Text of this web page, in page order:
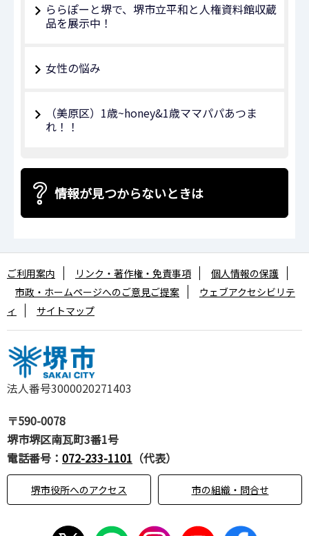
ららぽーと堺で、堺市立平和と人権資料館収蔵
品を展示中！
女性の悩み
（美原区）1歳~honey&1歳ママパパあつま
れ！！
情報が見つからないときは
法人番号3000020271403
〒590-0078
堺市堺区南瓦町3番1号
電話番号： 072-233-1101 （代表）
堺市役所へのアクセス 市の組織・問合せ
ご利用案内 リンク・著作権・免責事項
個人情報の保護
市政・ホームページへのご意見ご提案
ウェブアクセシビリテ
ィ
サイトマップ